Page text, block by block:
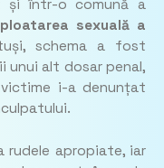
și într-o comună a
sexuală a
schema a fost
unui alt dosar penal,
i-a denunțat
rudele apropiate, iar